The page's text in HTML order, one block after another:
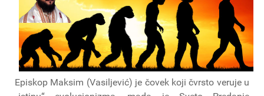
Episkop Maksim (Vasiljević) je čovek koji čvrsto veruje u